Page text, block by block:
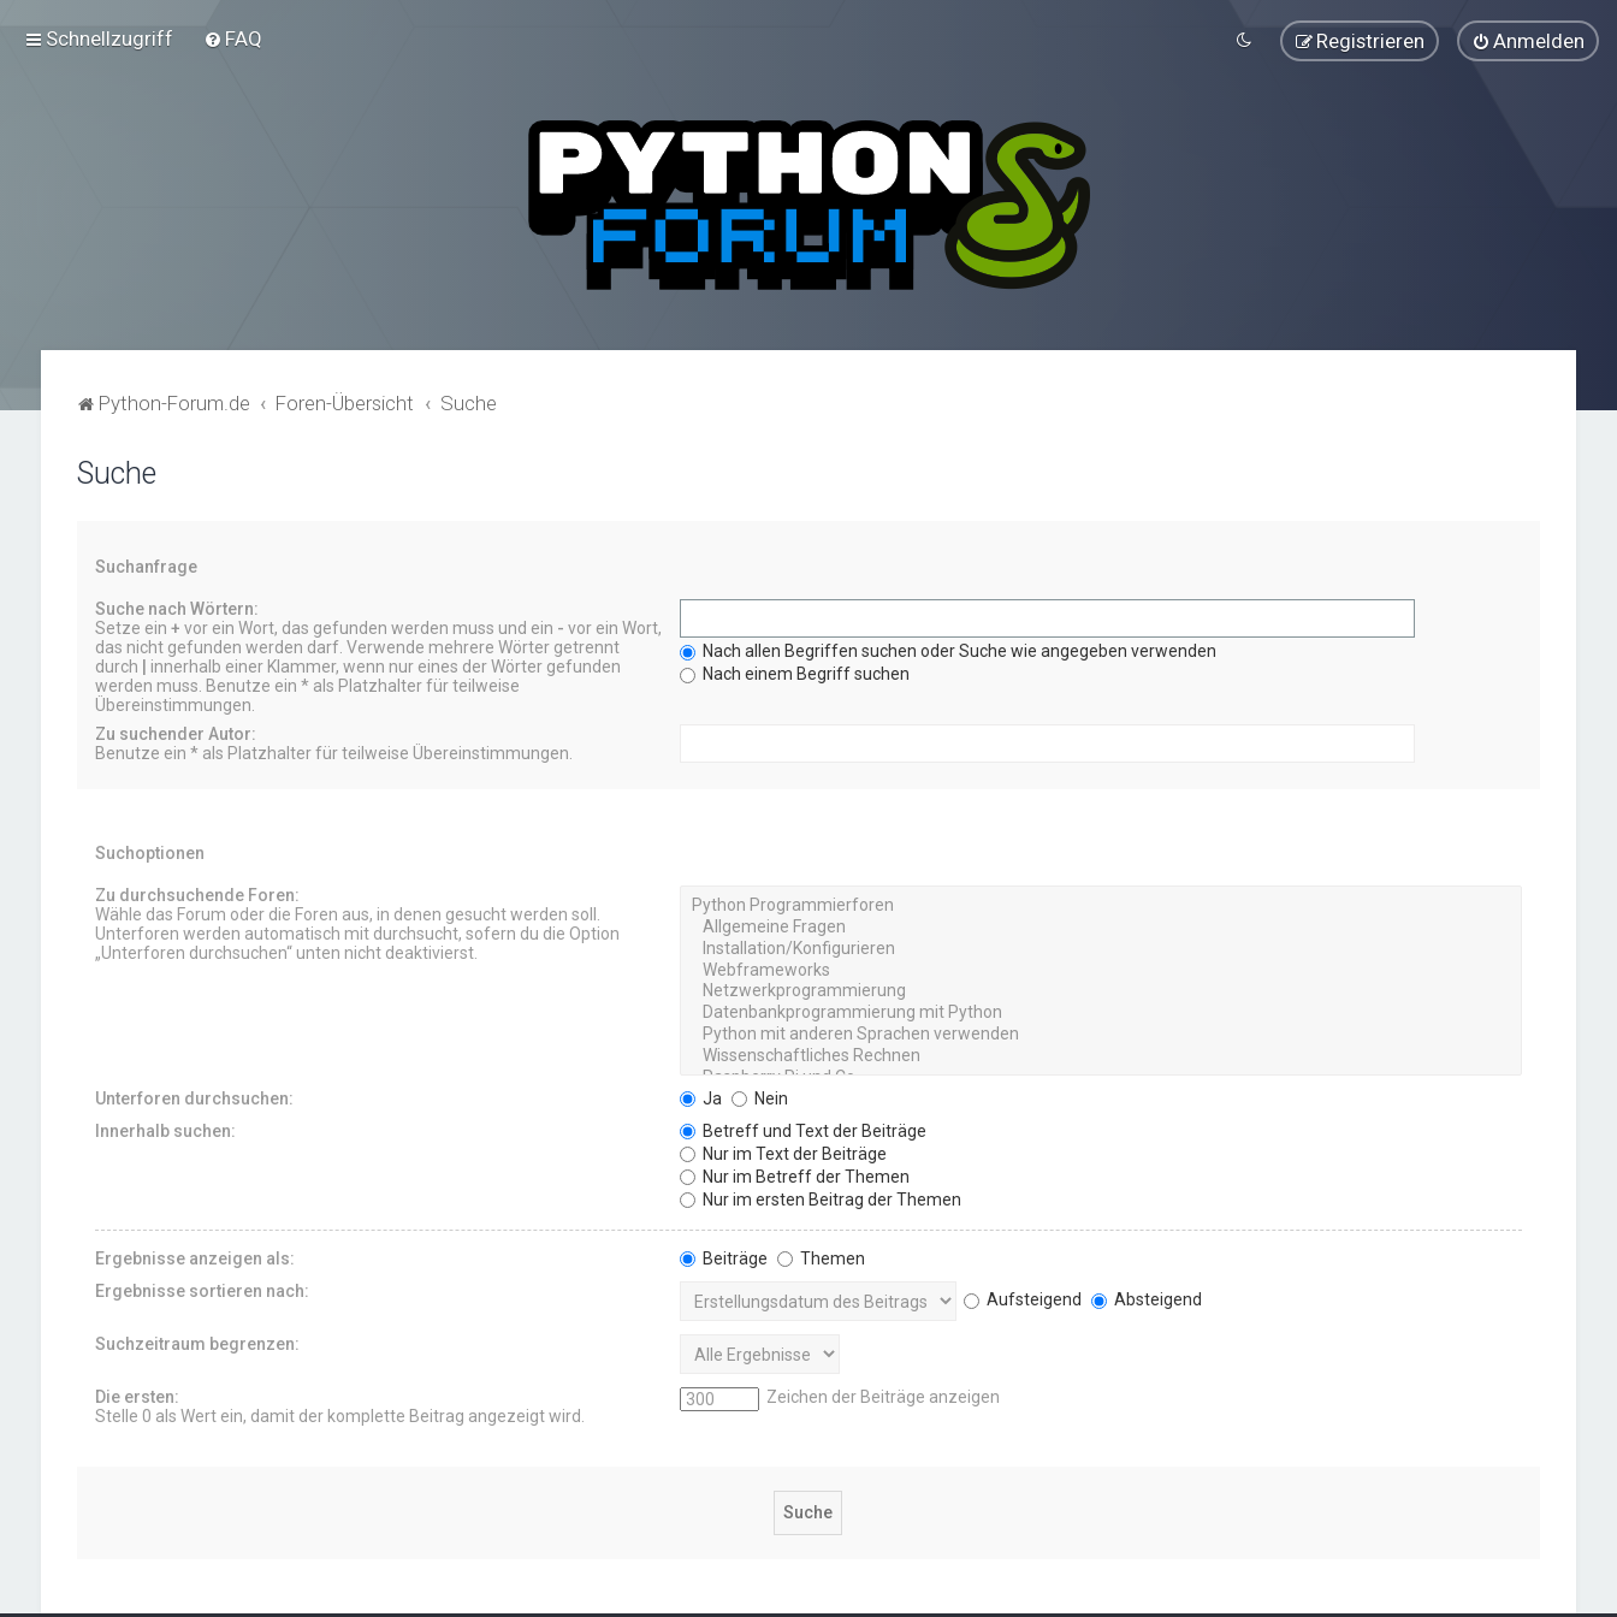
Schnellzugriff FAQ Anmelden
Registrieren
Python-Forum.de Foren-Übersicht Suche
Suche
Suchanfrage
Suche nach Wörtern:
Setze ein + vor ein Wort, das gefunden werden muss und ein - vor ein Wort,
das nicht gefunden werden darf. Verwende mehrere Wörter getrennt
durch
innerhalb einer Klammer, wenn nur eines der Wörter gefunden
werden muss. Benutze ein * als Platzhalter für teilweise
Übereinstimmungen.
Nach allen Begriffen suchen oder Suche wie angegeben verwenden
Nach einem Begriff suchen
Zu suchender Autor:
Benutze ein * als Platzhalter für teilweise Übereinstimmungen.
Suchoptionen
Zu durchsuchende Foren:
Wähle das Forum oder die Foren aus, in denen gesucht werden soll.
Unterforen werden automatisch mit durchsucht, sofern du die Option
„Unterforen durchsuchen“ unten nicht deaktivierst.
Unterforen durchsuchen: Ja
Nein
Innerhalb suchen:
Betreff und Text der Beiträge
Nur im Text der Beiträge
Nur im Betreff der Themen
Nur im ersten Beitrag der Themen
Ergebnisse anzeigen als: Beiträge
Themen
Ergebnisse sortieren nach:
Aufsteigend Absteigend
Suchzeitraum begrenzen:
Die ersten:
Stelle 0 als Wert ein, damit der komplette Beitrag angezeigt wird.
Zeichen der Beiträge anzeigen